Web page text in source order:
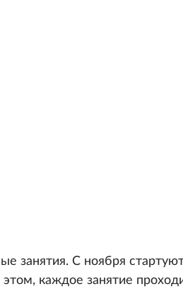
занятия. С ноября
каждое занятие